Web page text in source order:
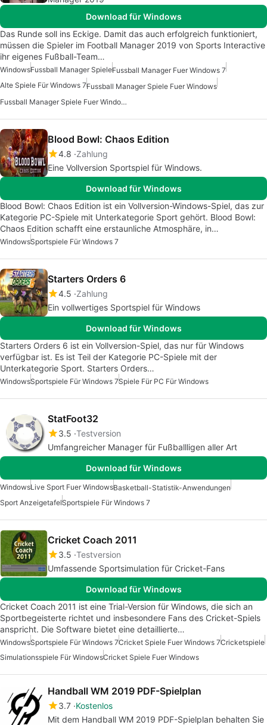
Download für Windows
Das Runde soll ins Eckige. Damit das auch erfolgreich funktioniert,
müssen die Spieler im Football Manager 2019 von Sports Interactive
ihr eigenes Fußball-Team…
WindowsFussball Manager SpieleFussball Manager Fuer Windows 7
Alte Spiele Für Windows 7Fussball Manager Spiele Fuer Windows
Fussball Manager Spiele Fuer Windows 10
Blood Bowl: Chaos Edition
4.8 Zahlung
Eine Vollversion Sportspiel für Windows.
Download für Windows
Blood Bowl: Chaos Edition ist ein Vollversion-Windows-Spiel, das zur
Kategorie PC-Spiele mit Unterkategorie Sport gehört. Blood Bowl:
Chaos Edition schafft eine erstaunliche Atmosphäre, in…
WindowsSportspiele Für Windows 7
Starters Orders 6
4.5 Zahlung
Ein vollwertiges Sportspiel für Windows
Download für Windows
Starters Orders 6 ist ein Vollversion-Spiel, das nur für Windows
verfügbar ist. Es ist Teil der Kategorie PC-Spiele mit der
Unterkategorie Sport. Starters Orders…
WindowsSportspiele Für Windows 7Spiele Für PC Für Windows
StatFoot32
3.5 Testversion
Umfangreicher Manager für Fußballligen aller Art
Download für Windows
WindowsLive Sport Fuer WindowsBasketball-Statistik-Anwendungen
Sport AnzeigetafelSportspiele Für Windows 7
Cricket Coach 2011
3.5 Testversion
Umfassende Sportsimulation für Cricket-Fans
Download für Windows
Cricket Coach 2011 ist eine Trial-Version für Windows, die sich an
Sportbegeisterte richtet und insbesondere Fans des Cricket-Spiels
anspricht. Die Software bietet eine detaillierte…
WindowsSportspiele Für Windows 7Cricket Spiele Fuer Windows 7Cricketspiele
Simulationsspiele Für WindowsCricket Spiele Fuer Windows
Handball WM 2019 PDF-Spielplan
3.7 Kostenlos
Mit dem Handball WM 2019 PDF-Spielplan behalten Sie